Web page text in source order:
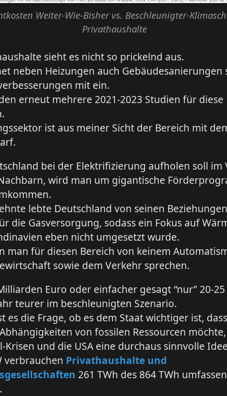
Weiter-Wie-Bisher vs. Beschleunigter-
Privathaushalte
sieht es nicht so prickelnd aus.
neben Heizungen auch Gebäudesanierungen
mit ein.
erneut mehrere 2021-2023 Studien für diese
ist aus meiner Sicht der Bereich mit
bei der Elektrifizierung aufholen soll im
wird man um gigantische
lebte Deutschland von seinen
die Gasversorgung, sodass ein Fokus auf
eben nicht umgesetzt wurde.
man für diesen Bereich von keinem
sowie dem Verkehr sprechen.
Euro oder einfacher gesagt “nur” 20-
teurer im beschleunigten Szenario.
es die Frage, ob es dem Staat wichtiger ist,
von fossilen Ressourcen
Krisen und die USA eine durchaus sinnvolle
verbrauchen Privathaushalte und
261 TWh des 864 TWh